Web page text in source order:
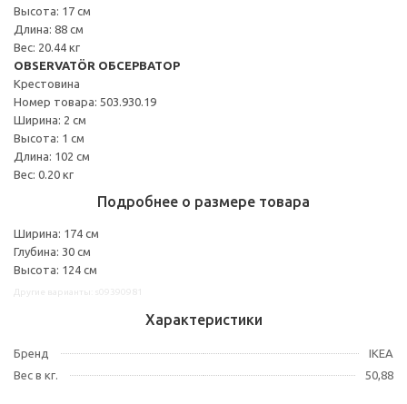
Высота: 17 см
Длина: 88 см
Вес: 20.44 кг
OBSERVATÖR ОБСЕРВАТОР
Крестовина
Номер товара: 503.930.19
Ширина: 2 см
Высота: 1 см
Длина: 102 см
Вес: 0.20 кг
Подробнее о размере товара
Ширина: 174 см
Глубина: 30 см
Высота: 124 см
Характеристики
Бренд
IKEA
Вес в кг.
50,88